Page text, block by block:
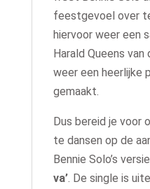
feestgevoel over
hiervoor weer een
Harald Queens van
weer een heerlijke
gemaakt.
Dus bereid je voor
te dansen op de
Bennie Solo’s
va’. De single is